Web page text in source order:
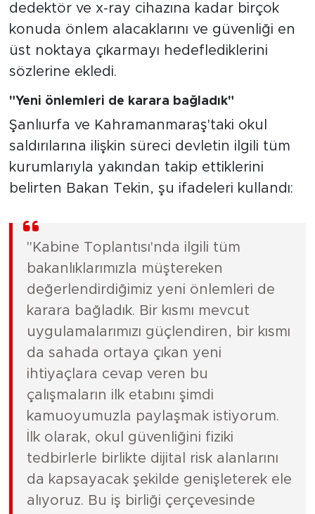
dedektör ve x-ray cihazına kadar birçok
konuda önlem alacaklarını ve güvenliği en
üst noktaya çıkarmayı hedeflediklerini
sözlerine ekledi.
"Yeni önlemleri de karara bağladık"
Şanlıurfa ve Kahramanmaraş'taki okul
saldırılarına ilişkin süreci devletin ilgili tüm
kurumlarıyla yakından takip ettiklerini
belirten Bakan Tekin, şu ifadeleri kullandı:
"Kabine Toplantısı'nda ilgili tüm
bakanlıklarımızla müştereken
değerlendirdiğimiz yeni önlemleri de
karara bağladık. Bir kısmı mevcut
uygulamalarımızı güçlendiren, bir kısmı
da sahada ortaya çıkan yeni
ihtiyaçlara cevap veren bu
çalışmaların ilk etabını şimdi
kamuoyumuzla paylaşmak istiyorum.
İlk olarak, okul güvenliğini fiziki
tedbirlerle birlikte dijital risk alanlarını
da kapsayacak şekilde genişleterek ele
alıyoruz. Bu iş birliği çerçevesinde